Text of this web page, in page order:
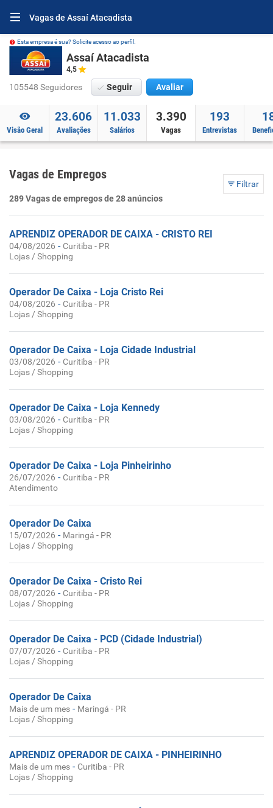
Vagas de Assaí Atacadista
Esta empresa é sua? Solicite acesso ao perfil.
Assaí Atacadista
4,5
105548 Seguidores Seguir Avaliar
Visão Geral
23.606
Avaliações
11.033
Salários
3.390
Vagas
193
Entrevistas
Vagas de Empregos
Filtrar
289 Vagas de empregos de 28 anúncios
APRENDIZ OPERADOR DE CAIXA - CRISTO REI
04/08/2026 - Curitiba - PR
Lojas / Shopping
Operador De Caixa - Loja Cristo Rei
04/08/2026 - Curitiba - PR
Lojas / Shopping
Operador De Caixa - Loja Cidade Industrial
03/08/2026 - Curitiba - PR
Lojas / Shopping
Operador De Caixa - Loja Kennedy
03/08/2026 - Curitiba - PR
Lojas / Shopping
Operador De Caixa - Loja Pinheirinho
26/07/2026 - Curitiba - PR
Atendimento
Operador De Caixa
15/07/2026 - Maringá - PR
Lojas / Shopping
Operador De Caixa - Cristo Rei
08/07/2026 - Curitiba - PR
Lojas / Shopping
Operador De Caixa - PCD (Cidade Industrial)
07/07/2026 - Curitiba - PR
Lojas / Shopping
Operador De Caixa
Mais de um mes - Maringá - PR
Lojas / Shopping
APRENDIZ OPERADOR DE CAIXA - PINHEIRINHO
Mais de um mes - Curitiba - PR
Lojas / Shopping